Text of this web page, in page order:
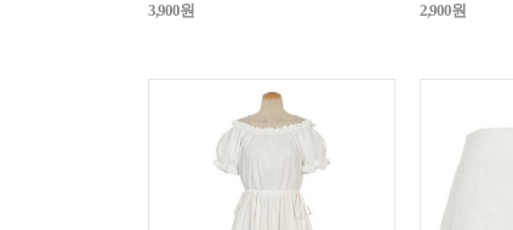
3,900원 2,900원